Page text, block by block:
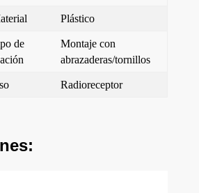
Plástico
de
Montaje con
abrazaderas/tornillos
Radioreceptor